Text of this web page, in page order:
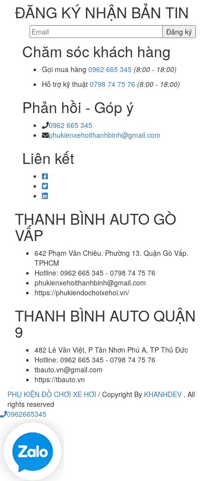
ĐĂNG KÝ NHẬN BẢN TIN
Chăm sóc khách hàng
Gọi mua hàng 0962 665 345 (8:00 - 18:00)
Hỗ trợ kỹ thuật 0798 74 75 76 (8:00 - 18:00)
Phản hồi - Góp ý
0962 665 345
phukienxehoithanhbinh@gmail.com
Liên kết
THANH BÌNH AUTO GÒ
VẤP
642 Phạm Văn Chiêu. Phường 13. Quận Gò Vấp.
TPHCM
Hotline: 0962 665 345 - 0798 74 75 76
phukienxehoithanhbinh@gmail.com
https://phukiendochoixehoi.vn/
THANH BÌNH AUTO QUẬN
9
482 Lê Văn Việt, P Tân Nhơn Phú A, TP Thủ Đức
Hotline: 0962 665 345 - 0798 74 75 76
tbauto.vn@gmail.com
https://tbauto.vn
PHỤ KIỆN ĐỒ CHƠI XE HƠI / Copyright By KHANHDEV . All
rights reserved
0962665345